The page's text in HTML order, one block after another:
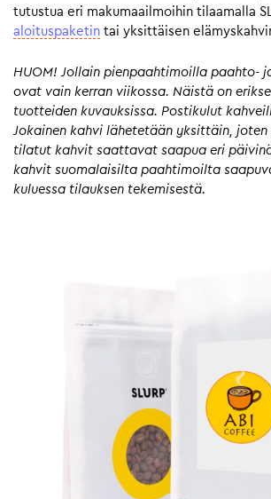
tutustua eri makumaailmoihin tilaamalla
aloituspaketin tai yksittäisen
HUOM! Jollain pienpaahtimoilla paahto-
ovat vain kerran viikossa. Näistä on
tuotteiden kuvauksissa. Postikulut
Jokainen kahvi lähetetään yksittäin,
tilatut kahvit saattavat saapua eri
kahvit suomalaisilta paahtimoilta
kuluessa tilauksen tekemisestä.